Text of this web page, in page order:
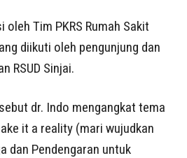
Tim PKRS Rumah Sakit
diikuti oleh pengunjung dan
RSUD Sinjai.
dr. Indo mengangkat tema
it a reality (mari wujudkan
dan Pendengaran untuk